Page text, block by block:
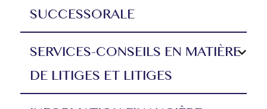
SUCCESSORALE
SERVICES-CONSEILS EN MATIÈRE
DE LITIGES ET LITIGES